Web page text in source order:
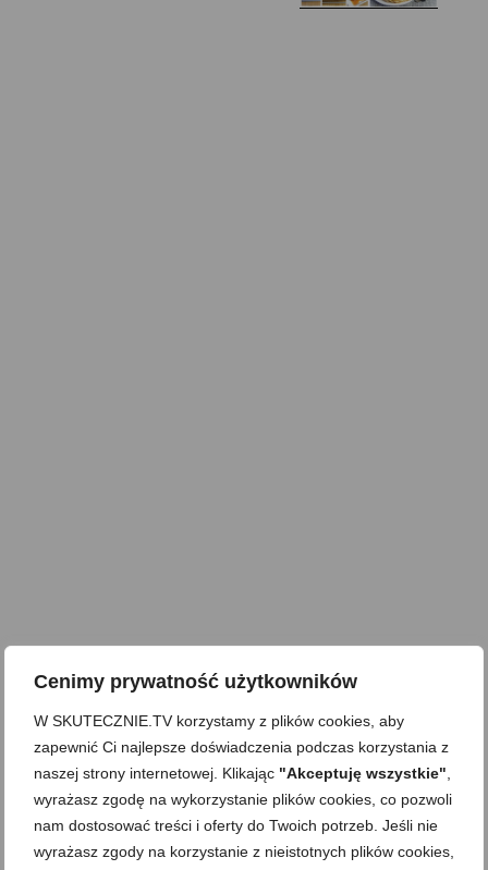
Cenimy prywatność użytkowników
W SKUTECZNIE.TV korzystamy z plików cookies, aby
zapewnić Ci najlepsze doświadczenia podczas korzystania z
naszej strony internetowej. Klikając "Akceptuję wszystkie"
wyrażasz zgodę na wykorzystanie plików cookies, co pozwoli
nam dostosować treści i oferty do Twoich potrzeb. Jeśli nie
wyrażasz zgody na korzystanie z nieistotnych plików cookies,